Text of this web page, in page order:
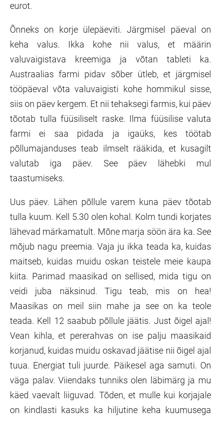
eurot.
Õnneks on korje ülepäeviti. Järgmisel päeval on
keha valus. Ikka kohe nii valus, et määrin
valuvaigistava kreemiga ja võtan tableti ka.
Austraalias farmi pidav sõber ütleb, et järgmisel
tööpäeval võta valuvaigisti kohe hommikul sisse,
siis on päev kergem. Et nii tehaksegi farmis, kui päev
tõotab tulla füüsiliselt raske. Ilma füüsilise valuta
farmi ei saa pidada ja igaüks, kes töötab
põllumajanduses teab ilmselt rääkida, et kusagilt
valutab iga päev. See päev lähebki mul
taastumiseks.
Uus päev. Lähen põllule varem kuna päev tõotab
tulla kuum. Kell 5.30 olen kohal. Kolm tundi korjates
lähevad märkamatult. Mõne marja söön ära ka. See
mõjub nagu preemia. Vaja ju ikka teada ka, kuidas
maitseb, kuidas muidu oskan teistele meie kaupa
kiita. Parimad maasikad on sellised, mida tigu on
veidi juba näksinud. Tigu teab, mis on hea!
Maasikas on meil siin mahe ja see on ka teole
teada. Kell 12 saabub põllule jäätis. Just õigel ajal!
Vean kihla, et pererahvas on ise palju maasikaid
korjanud, kuidas muidu oskavad jäätise nii õigel ajal
tuua. Energiat tuli juurde. Päikesel aga samuti. On
väga palav. Viiendaks tunniks olen läbimärg ja mu
käed vaevalt liiguvad. Tõden, et mulle kui korjajale
on kindlasti kasuks ka hiljutine keha kuumusega